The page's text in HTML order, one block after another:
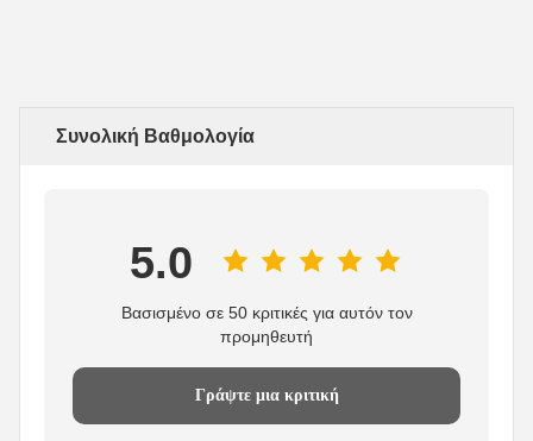
Συνολική Βαθμολογία
5.0
Βασισμένο σε 50 κριτικές για αυτόν τον
προμηθευτή
Γράψτε μια κριτική